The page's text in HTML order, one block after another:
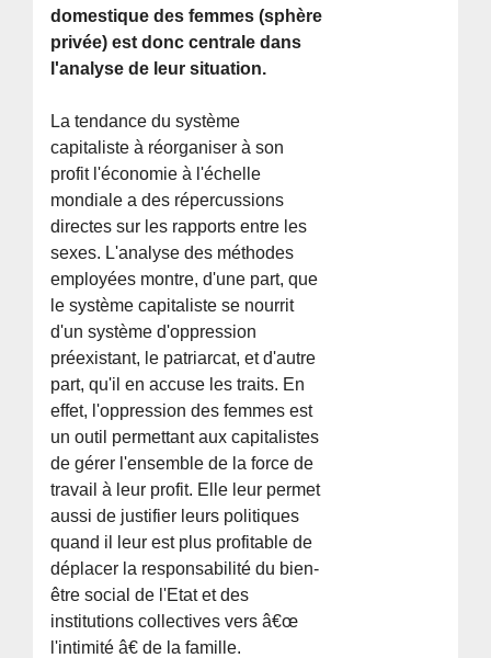
domestique des femmes (sphère
privée) est donc centrale dans
l'analyse de leur situation.
La tendance du système
capitaliste à réorganiser à son
profit l'économie à l'échelle
mondiale a des répercussions
directes sur les rapports entre les
sexes. L'analyse des méthodes
employées montre, d'une part, que
le système capitaliste se nourrit
d'un système d'oppression
préexistant, le patriarcat, et d'autre
part, qu'il en accuse les traits. En
effet, l'oppression des femmes est
un outil permettant aux capitalistes
de gérer l'ensemble de la force de
travail à leur profit. Elle leur permet
aussi de justifier leurs politiques
quand il leur est plus profitable de
déplacer la responsabilité du bien-
être social de l'Etat et des
institutions collectives vers â€œ
l'intimité â€ de la famille.